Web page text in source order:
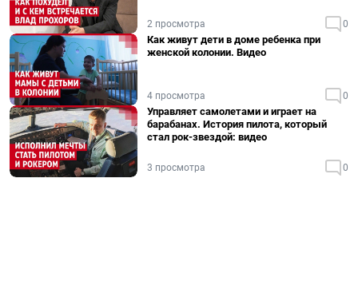
2 просмотра 0
Как живут дети в доме ребенка при
женской колонии. Видео
4 просмотра 0
Управляет самолетами и играет на
барабанах. История пилота, который
стал рок-звездой: видео
3 просмотра 0